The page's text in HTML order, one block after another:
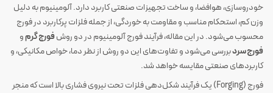
خودروسازی، هوافضا، و ساخت تجهیزات صنعتی کاربرد دارد. آلومینیوم به دلیل
وزن کم، استحکام مناسب و مقاومت به خوردگی، از جمله فلزات پرکاربرد در فورج
محسوب می‌شود. در این مقاله، فرآیند فورج آلومینیوم در دو روشفورج گرمو
فورج سردبررسی می‌شود و تفاوت‌های این دو روش از نظر دما، خواص مکانیکی، و
کاربردهای صنعتی مقایسه خواهد شد.
فورج (Forging) یک فرآیند شکل‌دهی فلزات تحت نیروی فشاری بالا است که منجر